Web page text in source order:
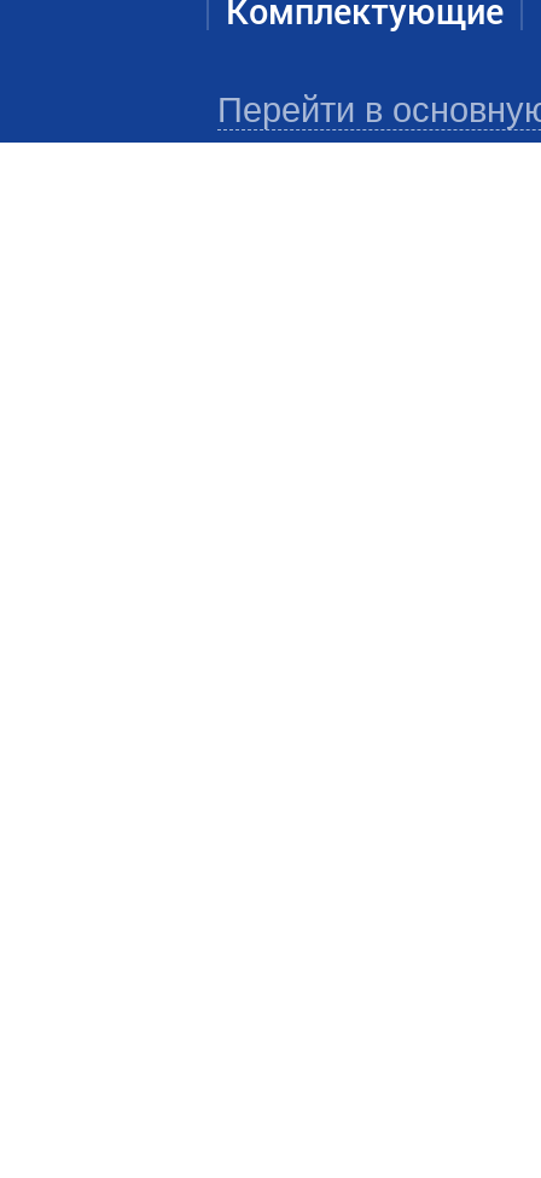
Комплектующие
Перейти в